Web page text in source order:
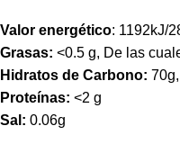
Valor energético: 1192kJ/
Grasas: <0.5 g, De las
Hidratos de Carbono:
Proteínas: <2 g
Sal: 0.06g